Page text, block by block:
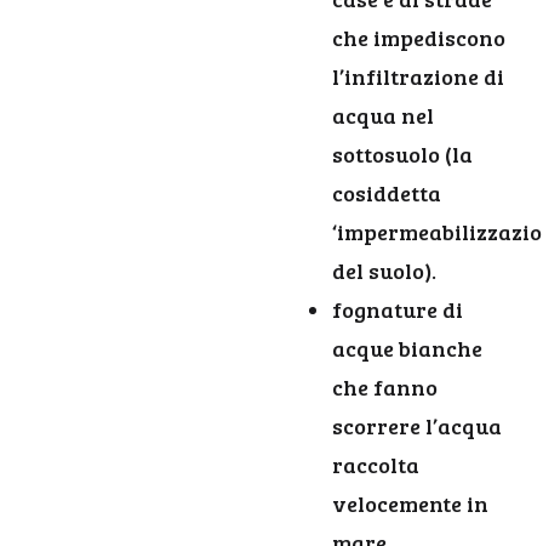
che impediscono
l’infiltrazione di
acqua nel
sottosuolo (la
cosiddetta
del suolo).
fognature di
acque bianche
che fanno
scorrere l’acqua
raccolta
velocemente in